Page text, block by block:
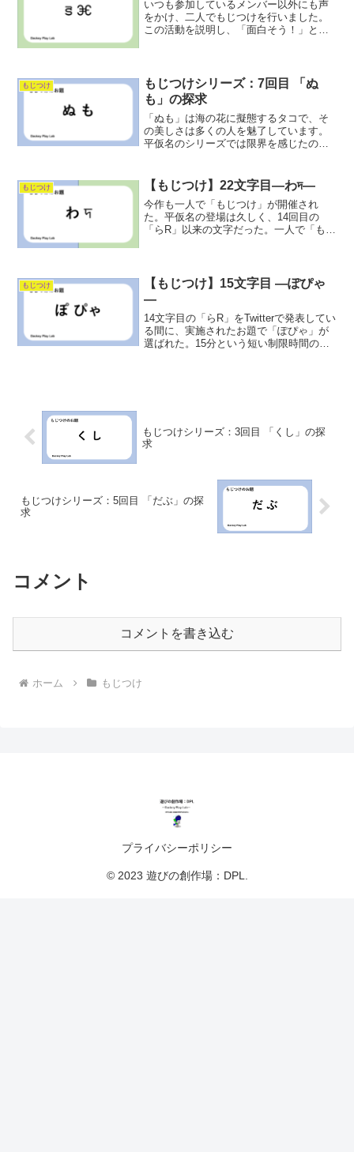
いつも参加しているメンバー以外にも声
をかけ、二人でもじつけを行いました。
この活動を説明し、「面白そう！」と言
提供してくれる。長く活...
もじつけ
もじつけシリーズ：7回目 「ぬ
も」の探求
「ぬも」は海の花に擬態するタコで、そ
の美しさは多くの人を魅了しています。
平仮名のシリーズでは限界を感じたの
んでください！
もじつけ 【もじつけ】22文字目―わদ―
今作も一人で「もじつけ」が開催され
た。平仮名の登場は久しく、14回目の
「らR」以来の文字だった。一人で「もじ
る。選択ボタンを押してい...
もじつけ
【もじつけ】15文字目 ―ぽぴゃ
―
14文字目の「らR」をTwitterで発表してい
る間に、実施されたお題で「ぽぴゃ」が
選ばれた。15分という短い制限時間の中
もじつけシリーズ：3回目 「くし」の探
求
もじつけシリーズ：5回目 「だぶ」の探
求
コメント
コメントを書き込む
ホーム もじつけ
プライバシーポリシー
© 2023 遊びの創作場：DPL.